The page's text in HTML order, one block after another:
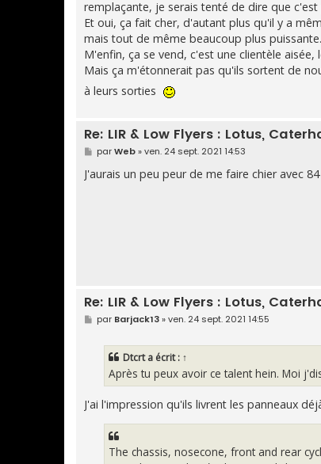
remplaçante, je serais tenté de dire que
Et oui, ça fait cher, d'autant plus qu'il y a
mais tout de même beaucoup plus
M'enfin, ça se vend, c'est une clientèle
Mais ça m'étonnerait pas qu'ils sortent de
à leurs sorties
Re: LIR & Low Flyers : Lotus,
M
e
s
s
parWeb»ven. 24 sept. 2021 14:53
J'aurais un peu peur de me faire chier avec
Re: LIR & Low Flyers : Lotus,
M
e
par Barjack13»ven. 24 sept. 2021 14:55
Dtcrta écrit : ↑
Après tu peux avoir ce talent hein. Moi
J'ai l'impression qu'ils livrent les panneaux
The chassis, nosecone, front and rear